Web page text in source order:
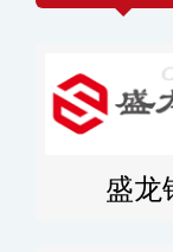
盛龙